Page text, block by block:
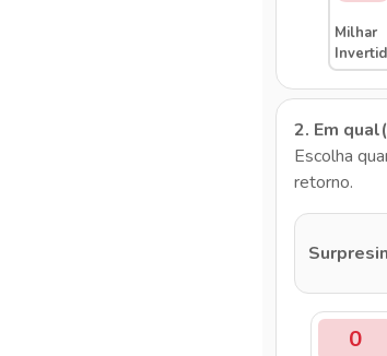
Milhar
2. Em
Escolha
retorno.
0